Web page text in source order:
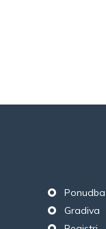
Ponudba
Gradiva